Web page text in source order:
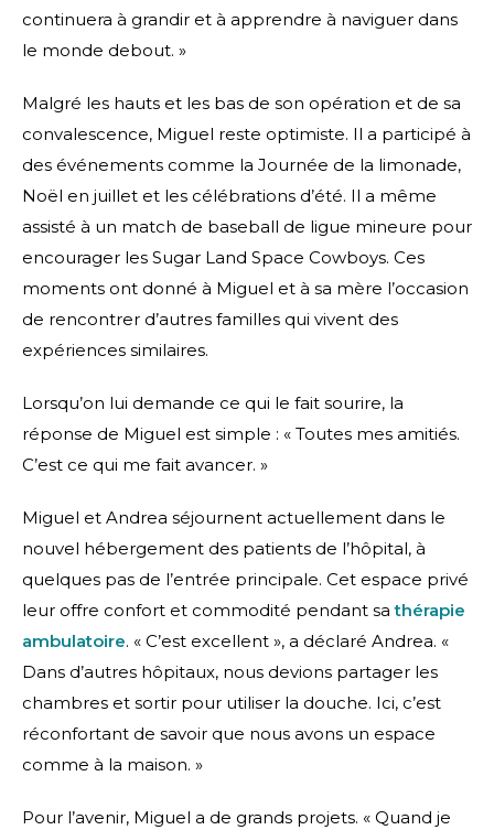
continuera à grandir et à apprendre à naviguer dans
le monde debout. »
Malgré les hauts et les bas de son opération et de sa
convalescence, Miguel reste optimiste. Il a participé à
des événements comme la Journée de la limonade,
Noël en juillet et les célébrations d’été. Il a même
assisté à un match de baseball de ligue mineure pour
encourager les Sugar Land Space Cowboys. Ces
moments ont donné à Miguel et à sa mère l’occasion
de rencontrer d’autres familles qui vivent des
expériences similaires.
Lorsqu’on lui demande ce qui le fait sourire, la
réponse de Miguel est simple : « Toutes mes amitiés.
C’est ce qui me fait avancer. »
Miguel et Andrea séjournent actuellement dans le
nouvel hébergement des patients de l’hôpital, à
quelques pas de l’entrée principale. Cet espace privé
leur offre confort et commodité pendant sathérapie
ambulatoire. « C’est excellent », a déclaré Andrea. «
Dans d’autres hôpitaux, nous devions partager les
chambres et sortir pour utiliser la douche. Ici, c’est
réconfortant de savoir que nous avons un espace
comme à la maison. »
Pour l’avenir, Miguel a de grands projets. « Quand je